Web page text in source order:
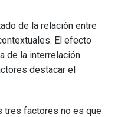
de la relación entre
El efecto
de la interrelación
destacar el
tres factores no es que